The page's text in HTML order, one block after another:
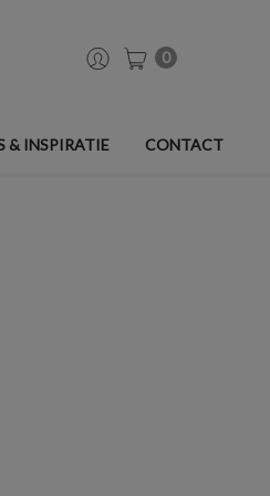
0
& INSPIRATIE CONTACT